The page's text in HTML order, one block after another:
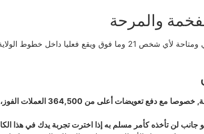
والمرحة
حاليا, تسعة تطبيقات مرخصة مع يانصيب تينيسي ومتاحة لأي
من 364,500 العملات الفوز، فإن بعض البلدان مقيدة.
لن تأخذه كأمر مسلم به إذا اخترت تجربة يدك في هذا